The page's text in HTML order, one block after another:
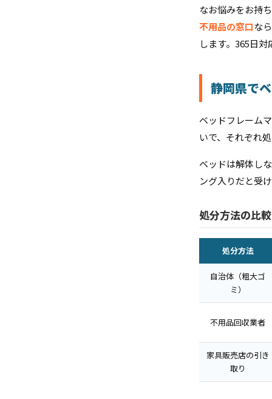
なお悩みをお持
不用品の窓口な
します。365日
静岡県で
ベッドフレーム
いで、それぞれ
ベッドは解体し
ング入りだと受
処分方法の比較
処分方法
自治体（粗大ゴ
ミ）
不用品回収業者
家具販売店の引き
取り